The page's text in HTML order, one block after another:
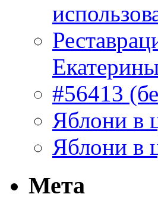
#56413
Яблони в
Яблони в
Мета